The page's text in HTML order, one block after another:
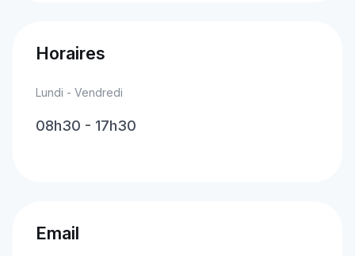
Horaires
Lundi - Vendredi
08h30 - 17h30
Email